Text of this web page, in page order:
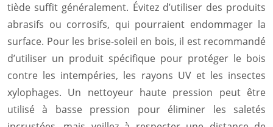
tiède suffit généralement. Évitez d’utiliser des produits
abrasifs ou corrosifs, qui pourraient endommager la
surface. Pour les brise-soleil en bois, il est recommandé
d’utiliser un produit spécifique pour protéger le bois
contre les intempéries, les rayons UV et les insectes
xylophages. Un nettoyeur haute pression peut être
utilisé à basse pression pour éliminer les saletés